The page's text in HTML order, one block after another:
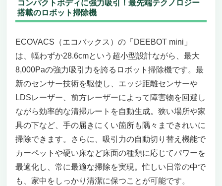
コンパクトボディに強力吸引！最先端テクノロジー
搭載のロボット掃除機
ECOVACS（エコバックス）の「DEEBOT mini」
は、幅わずか28.6cmという超小型設計ながら、最大
8,000Paの強力吸引力を誇るロボット掃除機です。最
新のセンサー技術を駆使し、エッジ距離センサーや
LDSレーザー、前方レーザーによって障害物を回避し
ながら効率的な清掃ルートを自動生成。狭い場所や家
具の下など、手の届きにくい箇所も隅々まできれいに
掃除できます。さらに、吸引力の自動切り替え機能で
カーペットや硬い床など床面の種類に応じてパワーを
最適化し、常に最適な掃除を実現。忙しい日常の中で
も、家中をしっかり清潔に保つことが可能です。